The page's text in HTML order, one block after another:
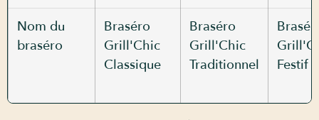
Nom du
braséro
Braséro
Grill'Chic
Classique
Braséro
Grill'Chic
Traditionnel
Festif